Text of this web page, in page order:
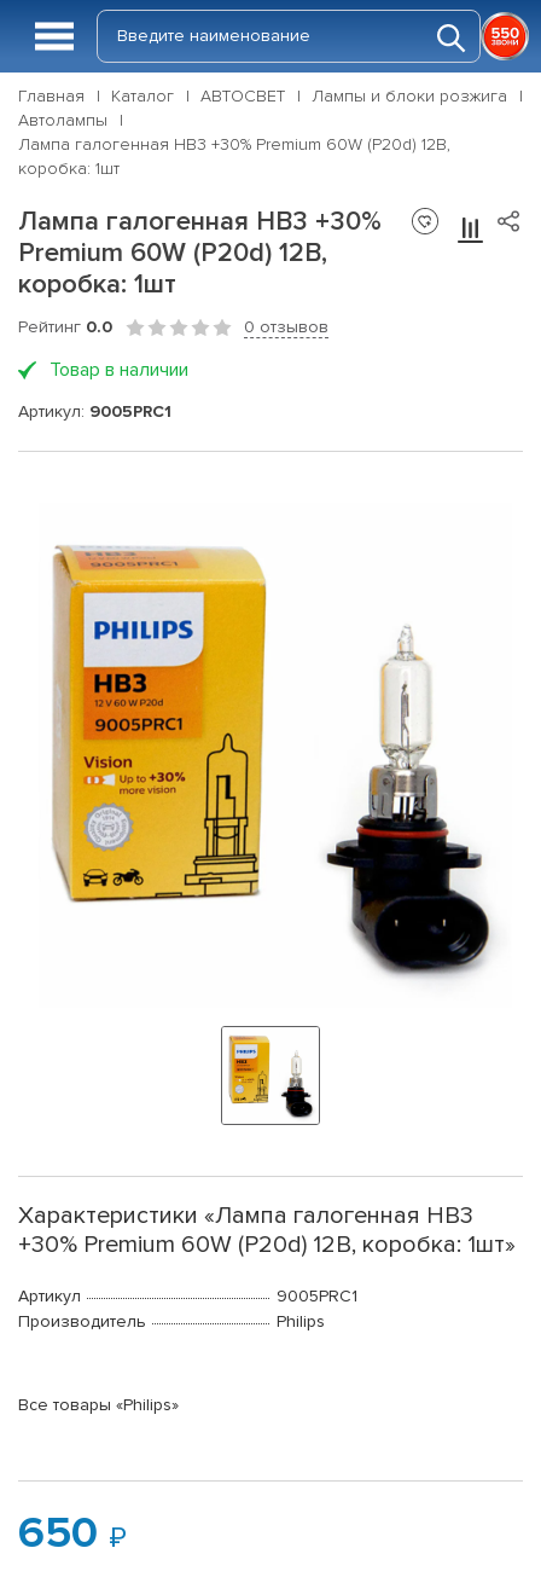
Главная Каталог АВТОСВЕТ
Лампы и блоки розжига
Автолампы
Лампа галогенная HB3 +30% Premium 60W (P20d) 12В,
коробка: 1шт
Лампа галогенная HB3 +30%
Premium 60W (P20d) 12В,
коробка: 1шт
Рейтинг 0.0 0 отзывов
Товар в наличии
Артикул: 9005PRC1
Характеристики «Лампа галогенная HB3
+30% Premium 60W (P20d) 12В, коробка: 1шт»
Артикул
9005PRC1
Производитель
Philips
Все товары «Philips»
650